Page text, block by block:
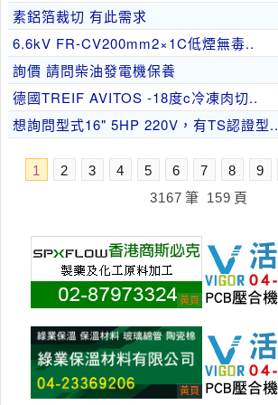
素鋁箔裁切 有此需求
6.6kV FR-CV200mm2×1C低煙無毒..
詢價 請問柴油發電機保養
德國TREIF AVITOS -18度c冷凍肉切..
想詢問型式16" 5HP 220V，有TS認證型..
1 2 3 4 5 6 7 8 9
3167 筆 159 頁